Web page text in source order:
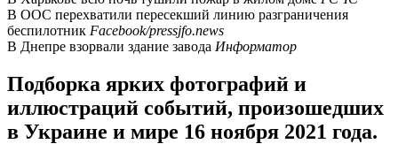
В ООС перехватили пересекший линию разграничения
беспилотник Facebook/pressjfo.news
В Днепре взорвали здание завода Информатор
Подборка ярких фотографий и
иллюстраций событий, произошедших
в Украине и мире 16 ноября 2021 года.